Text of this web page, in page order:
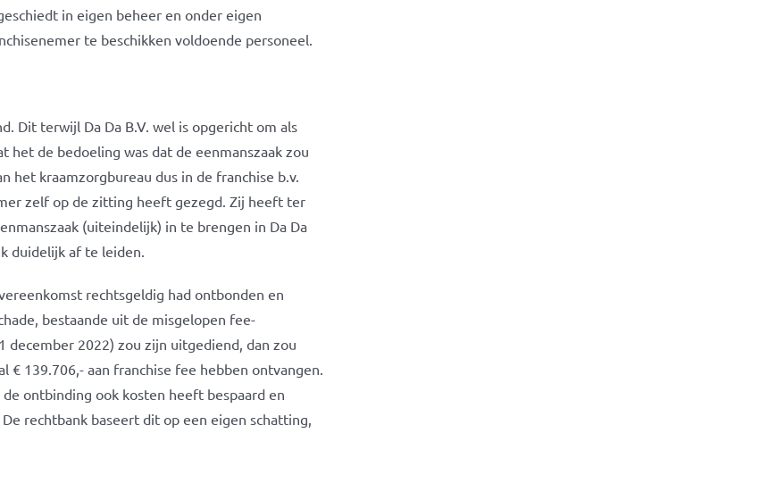
in eigen beheer en onder eigen
te beschikken voldoende personeel.
Dit terwijl Da Da B.V. wel is opgericht om als
het de bedoeling was dat de eenmanszaak zou
het kraamzorgbureau dus in de franchise b.v.
zelf op de zitting heeft gezegd. Zij heeft ter
(uiteindelijk) in te brengen in Da Da
duidelijk af te leiden.
rechtsgeldig had ontbonden en
bestaande uit de misgelopen fee-
2022) zou zijn uitgediend, dan zou
139.706,- aan franchise fee hebben ontvangen.
ontbinding ook kosten heeft bespaard en
rechtbank baseert dit op een eigen schatting,